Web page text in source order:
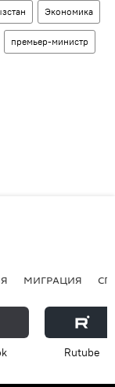
Экономика
премьер-министр
МИГРАЦИЯ
Rutube